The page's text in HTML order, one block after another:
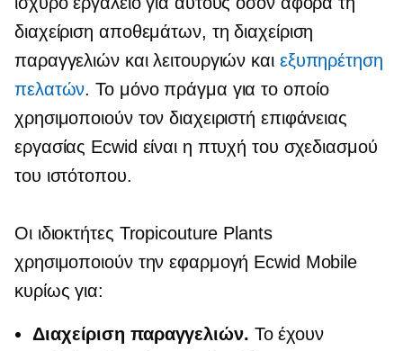
διαχείριση αποθεμάτων, τη διαχείριση
παραγγελιών και λειτουργιών και εξυπηρέτηση
πελατών. Το μόνο πράγμα για το οποίο
χρησιμοποιούν τον διαχειριστή επιφάνειας
εργασίας Ecwid είναι η πτυχή του σχεδιασμού
του ιστότοπου.
Οι ιδιοκτήτες Tropicouture Plants
χρησιμοποιούν την εφαρμογή Ecwid Mobile
κυρίως για:
Διαχείριση παραγγελιών. Το έχουν